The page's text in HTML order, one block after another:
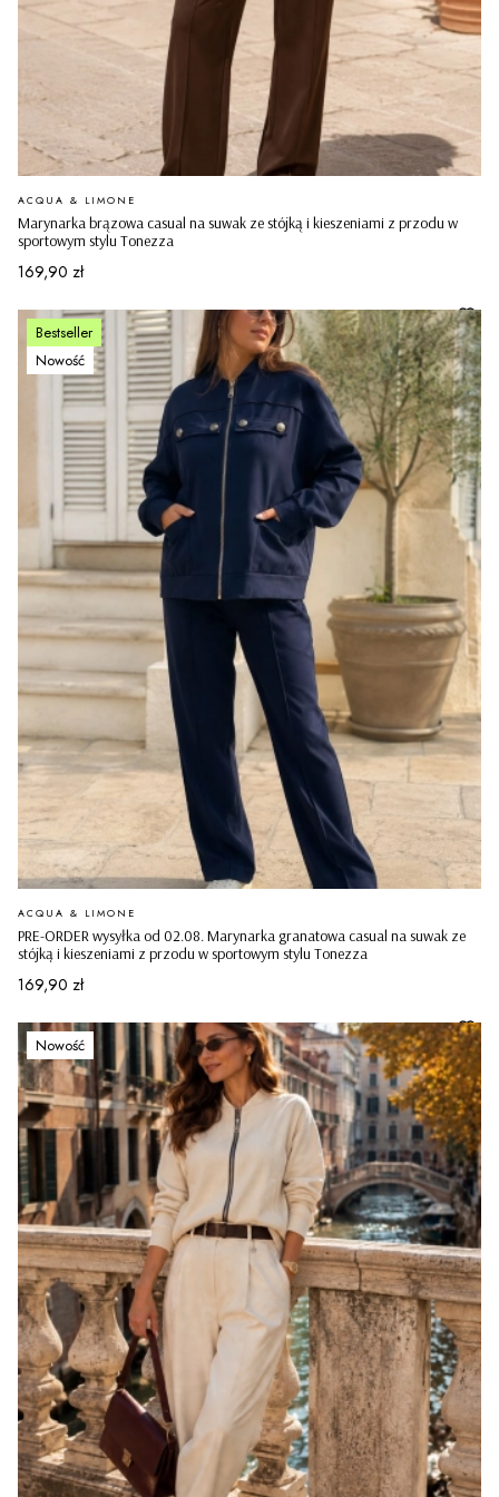
Marynarka brązowa casual na suwak ze stójką i kieszeniami z przodu w
sportowym stylu Tonezza
PRODUCENT
ACQUA & LIMONE
Cena
169,90 zł
Bestseller
Nowość
PRE-ORDER wysyłka od 02.08. Marynarka granatowa casual na suwak ze
stójką i kieszeniami z przodu w sportowym stylu Tonezza
PRODUCENT
ACQUA & LIMONE
Cena
169,90 zł
Nowość